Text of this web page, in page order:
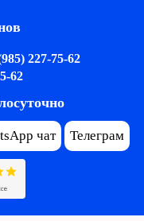
227-75-62
62
чат Телеграм